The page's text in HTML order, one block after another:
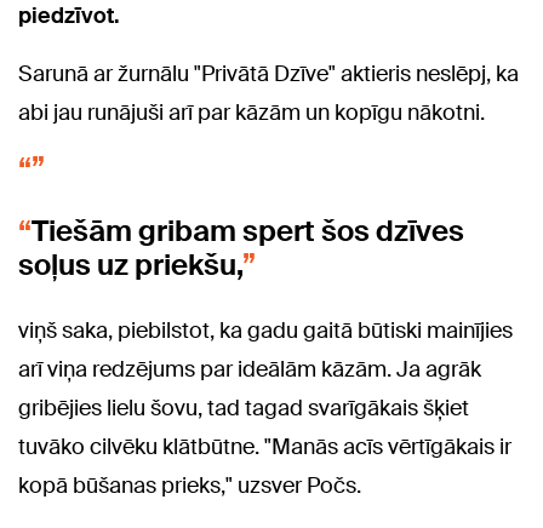
piedzīvot.
Sarunā ar žurnālu "Privātā Dzīve" aktieris neslēpj, ka
abi jau runājuši arī par kāzām un kopīgu nākotni.
Tiešām gribam spert šos dzīves
soļus uz priekšu,
viņš saka, piebilstot, ka gadu gaitā būtiski mainījies
arī viņa redzējums par ideālām kāzām. Ja agrāk
gribējies lielu šovu, tad tagad svarīgākais šķiet
tuvāko cilvēku klātbūtne. "Manās acīs vērtīgākais ir
kopā būšanas prieks," uzsver Počs.